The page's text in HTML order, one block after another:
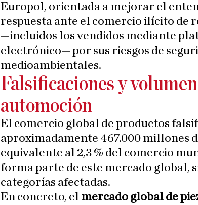
Europol, orientada a mejorar el
respuesta ante el comercio ilícito de
—incluidos los vendidos mediante
electrónico— por sus riesgos de
medioambientales.
Falsificaciones y
automoción
El comercio global de productos
aproximadamente 467.000 millones
equivalente al 2,3 % del comercio
forma parte de este mercado global,
categorías afectadas.
En concreto, el mercado global de